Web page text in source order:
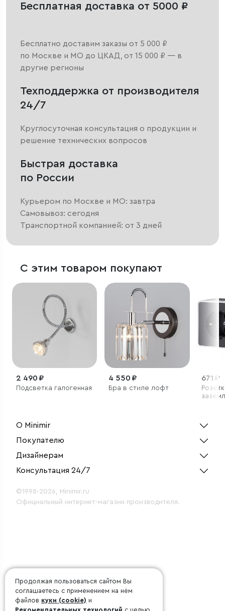
Бесплатная доставка от 5000 ₽
Бесплатно доставим заказы от 5 000 ₽
по Москве и МО до ЦКАД, от 15 000 ₽ — в
другие регионы
Техподдержка от производителя
24/7
Круглосуточная консультация о продукции и
решение технических вопросов
Быстрая доставка
по России
Курьером по Москве и МО: завтра
Самовывоз: сегодня
Транспортной компанией: от 3 дней
С этим товаром покупают
2 490 ₽
Подсветка галогенная
4 550 ₽
Бра в стиле лофт
671 ₽
О Minimir
Покупателю
Дизайнерам
Консультация 24/7
©1998-2026, Minimir.ru
Официальный интернет-магазин производителя.
Продолжая пользоваться сайтом Вы
соглашаетесь с применением на нём
файлов куки (cookie) и